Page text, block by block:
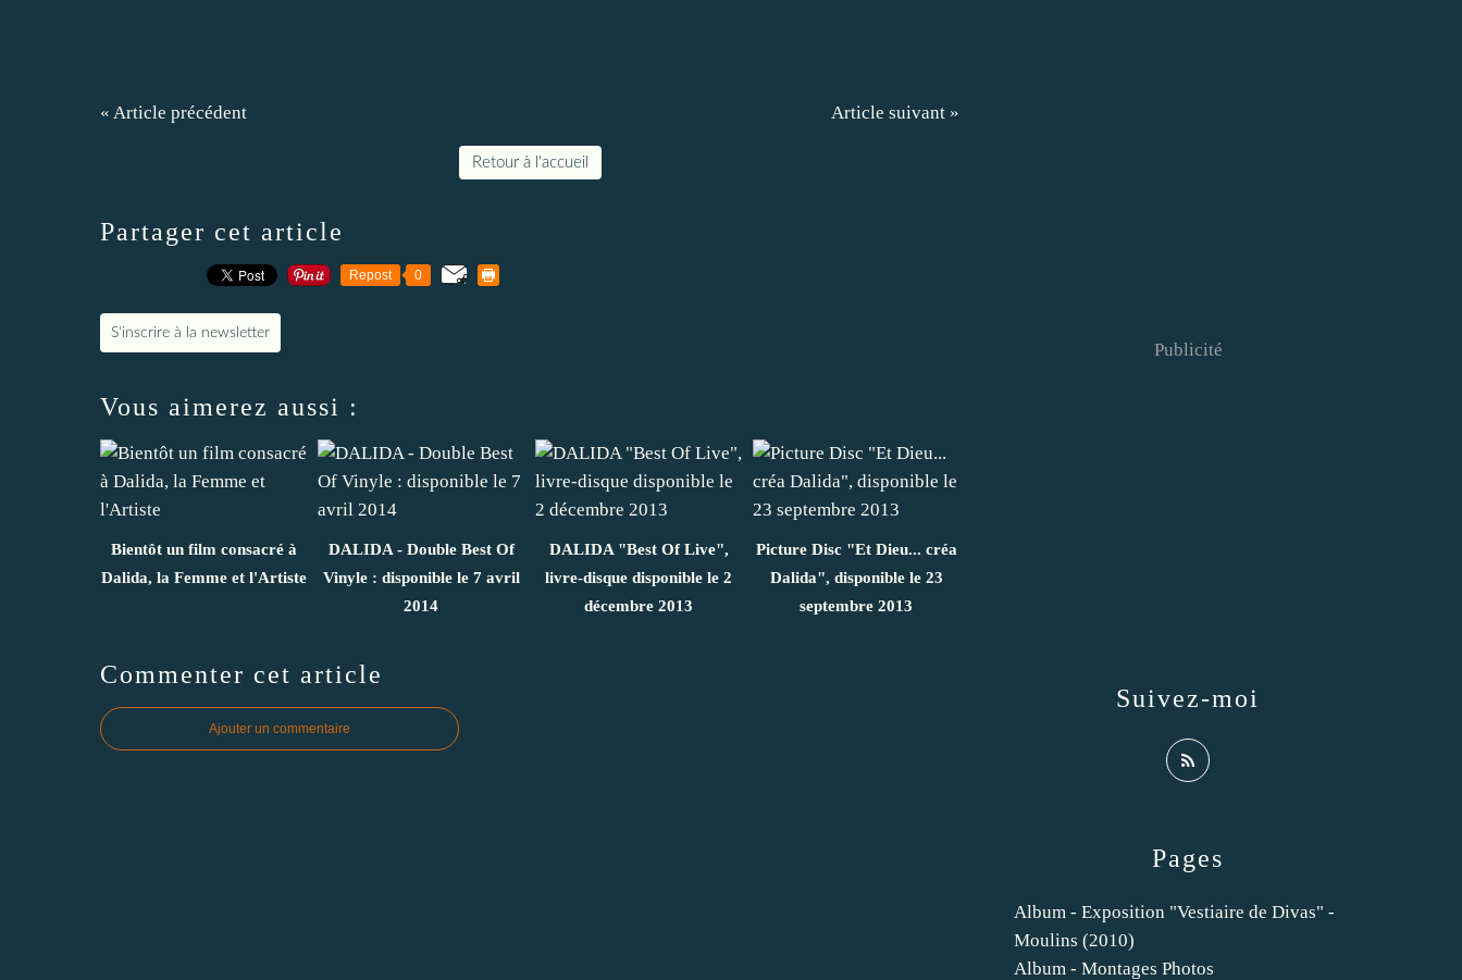
« Article précédent Article suivant »
Retour à l'accueil
Partager cet article
Repost 0
S'inscrire à la newsletter
Vous aimerez aussi :
Bientôt un film consacré à
Dalida, la Femme et l'Artiste
DALIDA - Double Best Of
Vinyle : disponible le 7 avril
2014
DALIDA "Best Of Live",
livre-disque disponible le 2
décembre 2013
Picture Disc "Et Dieu... créa
Dalida", disponible le 23
septembre 2013
Commenter cet article
Ajouter un commentaire
Pages
Album - Exposition "Vestiaire de Divas" -
Moulins (2010)
Album - Montages Photos
Suivez-moi
Publicité